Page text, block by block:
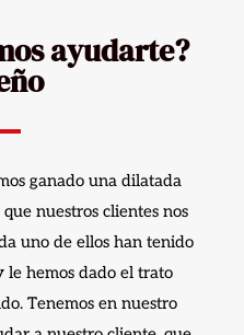
ayudarte?
ganado una dilatada
nuestros clientes nos
uno de ellos han tenido
hemos dado el trato
Tenemos en nuestro